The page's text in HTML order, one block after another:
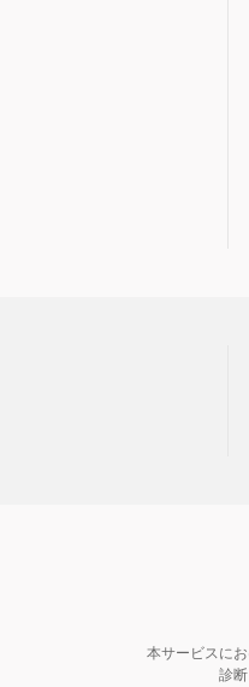
本サービスに
診